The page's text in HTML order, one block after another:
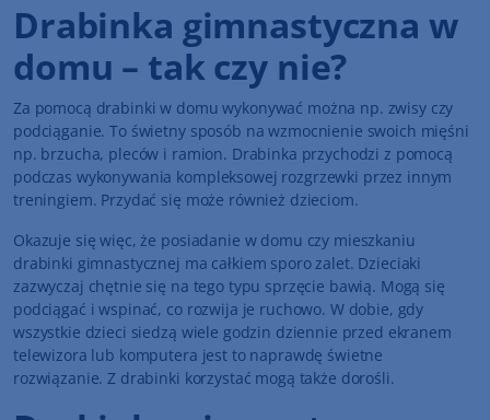
Drabinka gimnastyczna w
domu – tak czy nie?
Za pomocą drabinki w domu wykonywać można np. zwisy czy
podciąganie. To świetny sposób na wzmocnienie swoich mięśni
np. brzucha, pleców i ramion. Drabinka przychodzi z pomocą
podczas wykonywania kompleksowej rozgrzewki przez innym
treningiem. Przydać się może również dzieciom.
Okazuje się więc, że posiadanie w domu czy mieszkaniu
drabinki gimnastycznej ma całkiem sporo zalet. Dzieciaki
zazwyczaj chętnie się na tego typu sprzęcie bawią. Mogą się
podciągać i wspinać, co rozwija je ruchowo. W dobie, gdy
wszystkie dzieci siedzą wiele godzin dziennie przed ekranem
telewizora lub komputera jest to naprawdę świetne
rozwiązanie. Z drabinki korzystać mogą także dorośli.